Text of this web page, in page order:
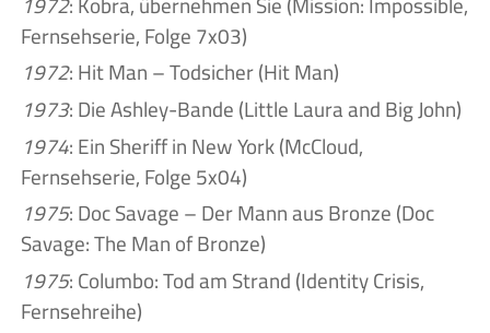
Fernsehserie, Folge 7x03)
1972: Hit Man – Todsicher (Hit Man)
1973: Die Ashley-Bande (Little Laura and Big John)
1974: Ein Sheriff in New York (McCloud,
Fernsehserie, Folge 5x04)
1975: Doc Savage – Der Mann aus Bronze (Doc
Savage: The Man of Bronze)
1975: Columbo: Tod am Strand (Identity Crisis,
Fernsehreihe)